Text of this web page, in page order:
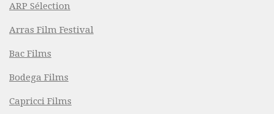
ARP Sélection
Arras Film Festival
Bac Films
Bodega Films
Capricci Films